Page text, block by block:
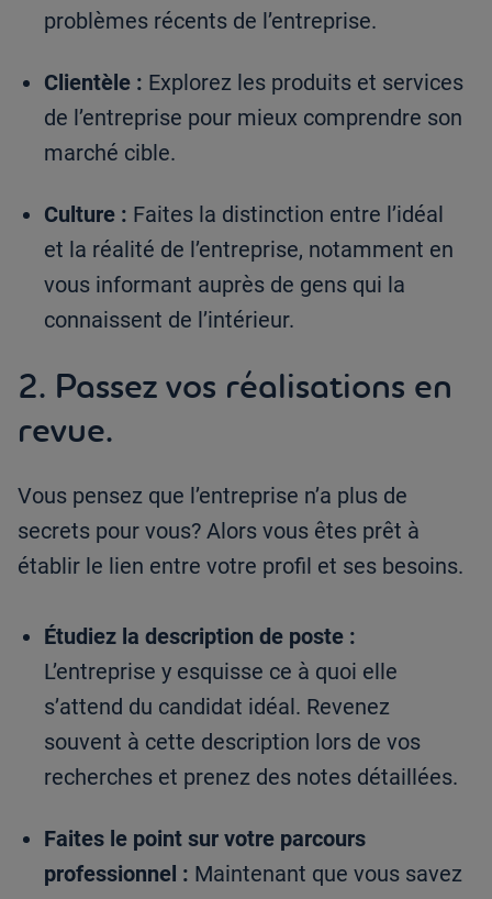
problèmes récents de l’entreprise.
Clientèle : Explorez les produits et services
de l’entreprise pour mieux comprendre son
marché cible.
Culture : Faites la distinction entre l’idéal
et la réalité de l’entreprise, notamment en
vous informant auprès de gens qui la
connaissent de l’intérieur.
2. Passez vos réalisations en
revue.
Vous pensez que l’entreprise n’a plus de
secrets pour vous? Alors vous êtes prêt à
établir le lien entre votre profil et ses besoins.
Étudiez la description de poste :
L’entreprise y esquisse ce à quoi elle
s’attend du candidat idéal. Revenez
souvent à cette description lors de vos
recherches et prenez des notes détaillées.
Faites le point sur votre parcours
professionnel : Maintenant que vous savez